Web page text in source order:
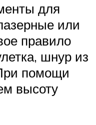
для
или
правило
шнур из
помощи
высоту